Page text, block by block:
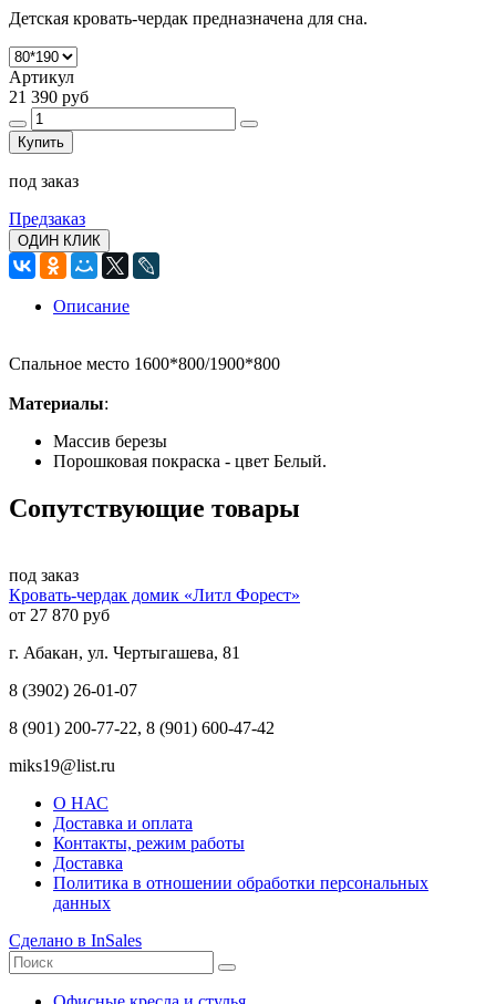
Детская кровать-чердак предназначена для сна.
Артикул
21 390 руб
Купить
под заказ
Предзаказ
ОДИН КЛИК
Описание
Спальное место 1600*800/1900*800
Материалы:
Массив березы
Порошковая покраска - цвет Белый.
Сопутствующие товары
под заказ
Кровать-чердак домик «Литл Форест»
от 27 870 руб
г. Абакан, ул. Чертыгашева, 81
8 (3902) 26-01-07
8 (901) 200-77-22, 8 (901) 600-47-42
miks19@list.ru
О НАС
Доставка и оплата
Контакты, режим работы
Доставка
Политика в отношении обработки персональных
данных
Сделано в InSales